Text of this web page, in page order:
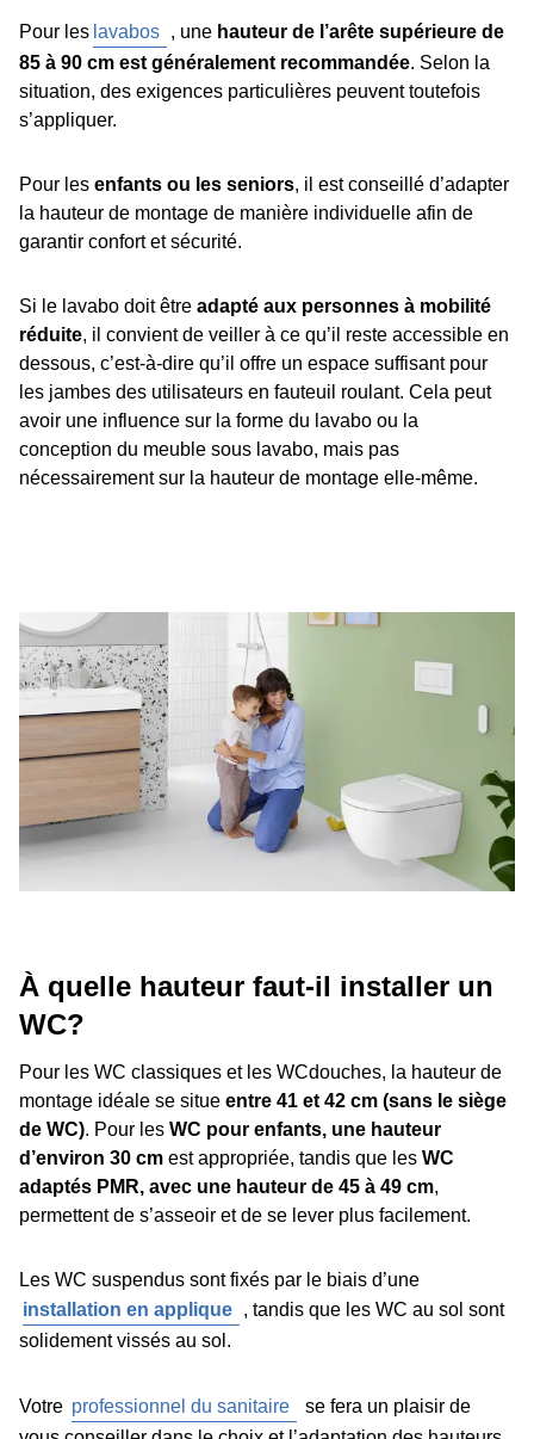
Pour les lavabos , une hauteur de l’arête supérieure de
85 à 90 cm est généralement recommandée. Selon la
situation, des exigences particulières peuvent toutefois
s’appliquer.
Pour les enfants ou les seniors, il est conseillé d’adapter
la hauteur de montage de manière individuelle afin de
garantir confort et sécurité.
Si le lavabo doit être adapté aux personnes à mobilité
réduite, il convient de veiller à ce qu’il reste accessible en
dessous, c’est-à-dire qu’il offre un espace suffisant pour
les jambes des utilisateurs en fauteuil roulant. Cela peut
avoir une influence sur la forme du lavabo ou la
conception du meuble sous lavabo, mais pas
nécessairement sur la hauteur de montage elle-même.
À quelle hauteur faut-il installer un
WC?
Pour les WC classiques et les WCdouches, la hauteur de
montage idéale se situe entre 41 et 42 cm (sans le siège
de WC). Pour les WC pour enfants, une hauteur
d’environ 30 cm est appropriée, tandis que les WC
adaptés PMR, avec une hauteur de 45 à 49 cm,
permettent de s’asseoir et de se lever plus facilement.
Les WC suspendus sont fixés par le biais d’une
installation en applique , tandis que les WC au sol sont
solidement vissés au sol.
Votre professionnel du sanitaire
se fera un plaisir de